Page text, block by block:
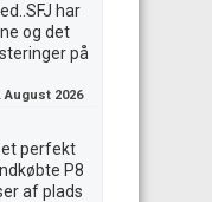
har
og det
på
August 2026
et perfekt
P8
af plads